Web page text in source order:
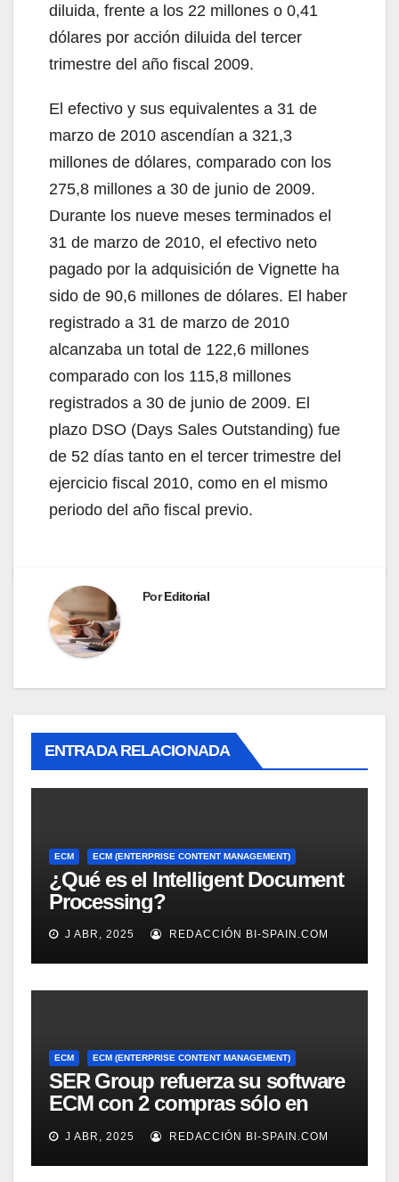
diluida, frente a los 22 millones o 0,41
dólares por acción diluida del tercer
trimestre del año fiscal 2009.
El efectivo y sus equivalentes a 31 de
marzo de 2010 ascendían a 321,3
millones de dólares, comparado con los
275,8 millones a 30 de junio de 2009.
Durante los nueve meses terminados el
31 de marzo de 2010, el efectivo neto
pagado por la adquisición de Vignette ha
sido de 90,6 millones de dólares. El haber
registrado a 31 de marzo de 2010
alcanzaba un total de 122,6 millones
comparado con los 115,8 millones
registrados a 30 de junio de 2009. El
plazo DSO (Days Sales Outstanding) fue
de 52 días tanto en el tercer trimestre del
ejercicio fiscal 2010, como en el mismo
periodo del año fiscal previo.
PorEditorial
ENTRADA RELACIONADA
ECM ECM (ENTERPRISE CONTENT MANAGEMENT)
¿Qué es el Intelligent Document
Processing?
J ABR, 2025 REDACCIÓN BI-SPAIN.COM
ECM ECM (ENTERPRISE CONTENT MANAGEMENT)
SER Group refuerza su software
ECM con 2 compras sólo en
marzo
J ABR, 2025 REDACCIÓN BI-SPAIN.COM